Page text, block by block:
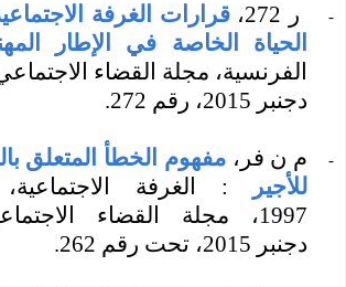
- ر 272،
قرارات الغرفة
الحياة الخاصة في الإطار
الفرنسية، مجلة القضاء
دجنبر 2015، رقم
272
.
- م ن فر،مفهوم الخطأ المتعلق
للأجير
1997، مجلة القضاء
دجنبر 2015، تحت رقم 262.